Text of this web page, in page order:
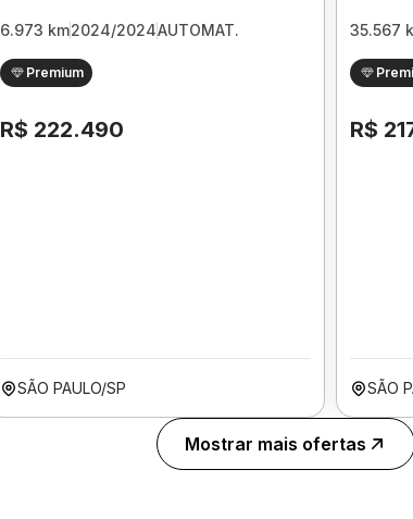
6.973 km2024/2024AUTOMAT.
Premium
R$ 222.490
SÃO PAULO/SP
35.567
R$
SÃO
Mostrar mais ofertas